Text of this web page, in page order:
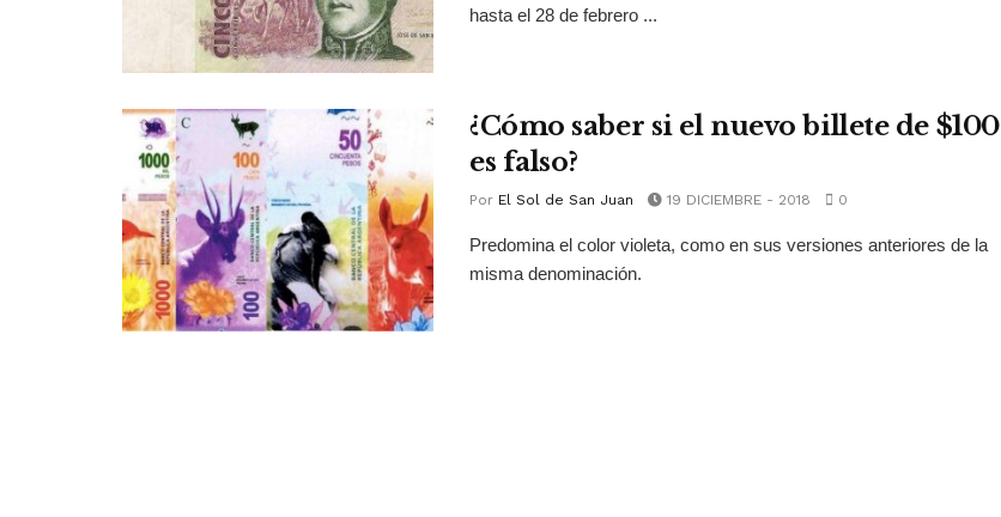
hasta el 28 de febrero ...
¿Cómo saber si el nuevo billete de $100
es falso?
Por El Sol de San Juan 19 DICIEMBRE - 2018 0
Predomina el color violeta, como en sus versiones anteriores de la
misma denominación.